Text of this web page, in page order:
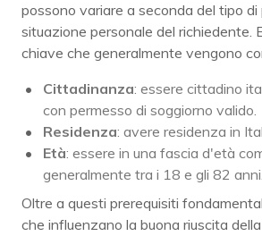
possono variare a seconda del tipo
situazione personale del richiedente.
chiave che generalmente vengono
Cittadinanza: essere cittadino
con permesso di soggiorno valido.
Residenza: avere residenza in
Età: essere in una fascia d'età
generalmente tra i 18 e gli 82 anni.
Oltre a questi prerequisiti
che influenzano la buona riuscita